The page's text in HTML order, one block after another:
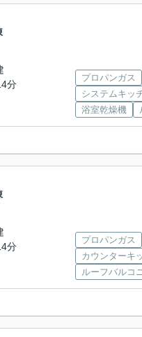
分
プロパンガス
システムキッ
浴室乾燥機
分
プロパンガス
カウンターキ
ルーフバルコ